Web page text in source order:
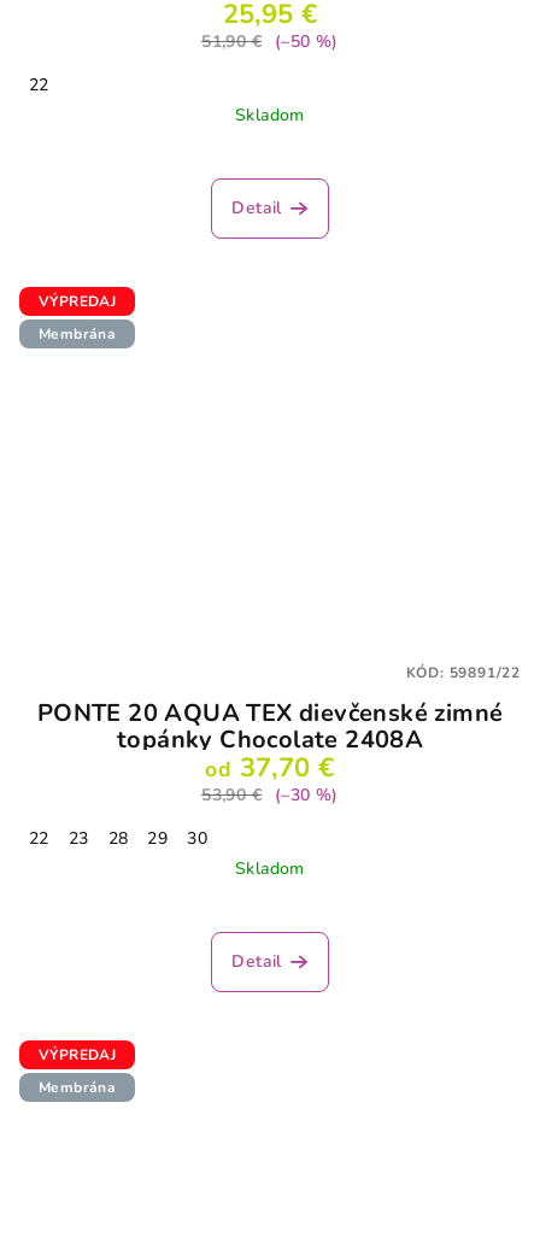
25,95 €
51,90 €
(–50 %)
22
Skladom
Detail
VÝPREDAJ
Membrána
PONTE 20 AQUA TEX dievčenské zimné
topánky Chocolate 2408A
od 37,70 €
53,90 €
(–30 %)
22
23 28 29
30
Skladom
Detail
KÓD: 59891/22
VÝPREDAJ
Membrána